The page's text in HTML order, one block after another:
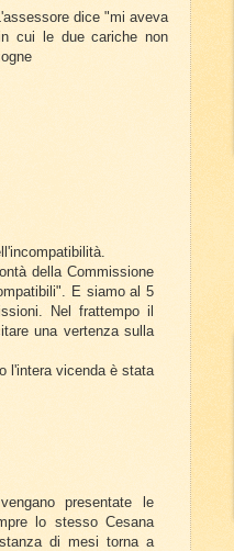
dice "mi aveva
cui le due cariche non
della Commissione
E siamo al 5
Nel frattempo il
una vertenza sulla
l'intera vicenda è stata
presentate le
lo stesso Cesana
di mesi torna a